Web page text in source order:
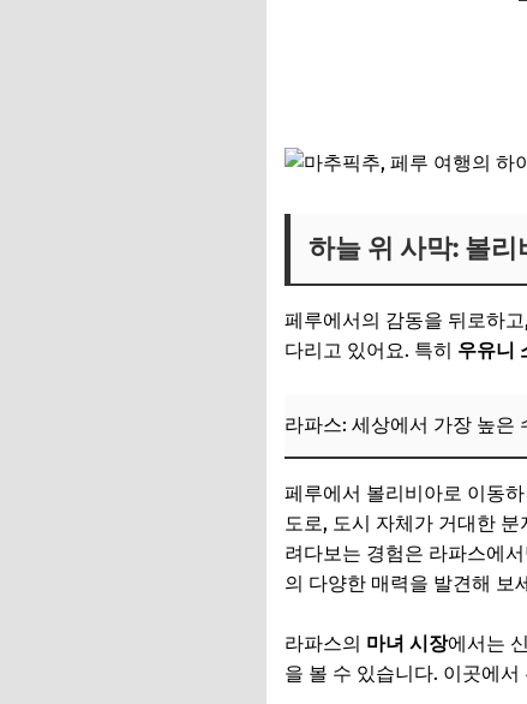
하늘 위 사막: 볼
페루에서의 감동을 뒤로하고
다리고 있어요. 특히 우유니
라파스: 세상에서 가장 높은
페루에서 볼리비아로 이동하
도로, 도시 자체가 거대한
려다보는 경험은 라파스에
의 다양한 매력을 발견해 보
라파스의 마녀 시장에서는
을 볼 수 있습니다. 이곳에